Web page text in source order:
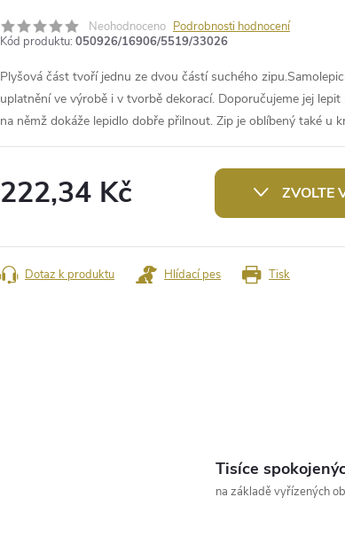
Neohodnoceno Podrobnosti hodnocení
Kód produktu: 050926/16906/5519/33026
Plyšová část tvoří jednu ze dvou částí suchého
uplatnění ve výrobě i v tvorbě dekorací. Doporučujeme jej
na němž dokáže lepidlo dobře přilnout. Zip je oblíbený také u
222,34 Kč ZVOLTE
Tisk
Dotaz k produktu Hlídací pes
Tisíce
na základě vyřízených